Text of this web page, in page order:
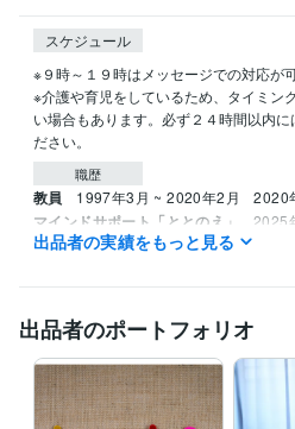
スケジュール
※９時～１９時はメッセージでの対応が可
※介護や育児をしているため、タイミン
い場合もあります。必ず２４時間以内
ださい。
職歴
教員 1997年3月 ~ 2020年2月 2020
マインドサポート「ととのえ」 2025
ココナラブログ「知的障害＆自閉スペ
資格・検定
実用英語技能検定準1級 取得年 : 1995
日本漢字能力検定準1級 取得年 : 2022
取得年 : 2014年
出品者の実績をもっと見る
出品者のポートフォリオ